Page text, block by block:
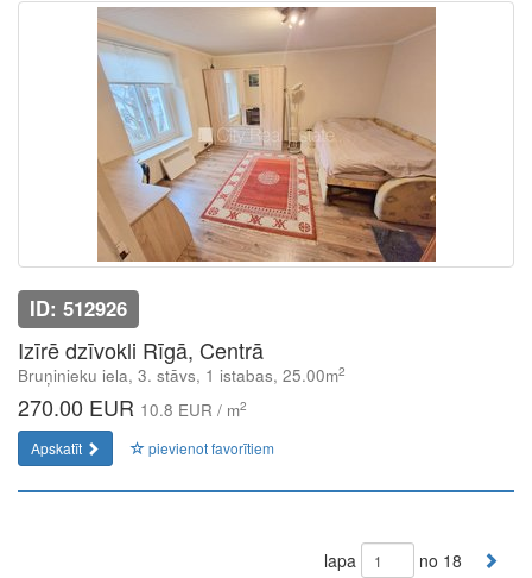
ID: 512926
Izīrē dzīvokli Rīgā, Centrā
Bruņinieku iela, 3. stāvs, 1 istabas, 25.00m2
270.00 EUR 10.8 EUR / m2
Apskatīt pievienot favorītiem
lapa no 18